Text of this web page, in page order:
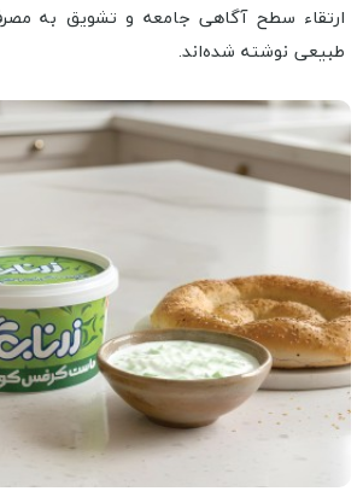
ارتقاء سطح آگاهی جامعه و تشویق به
طبیعی نوشته شده‌اند.